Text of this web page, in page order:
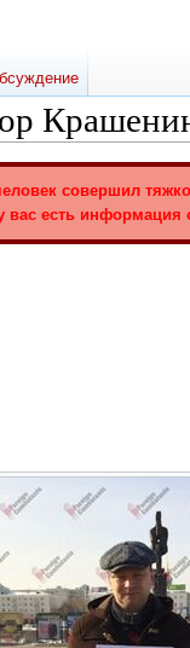
совершил
вас есть информация